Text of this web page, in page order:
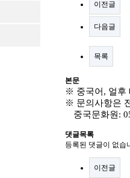
이전글
다음글
목록
본문
※ 중국어 , 얼후
※ 문의사항은
중국문화원 :
댓글목록
등록된 댓글이 없습
이전글